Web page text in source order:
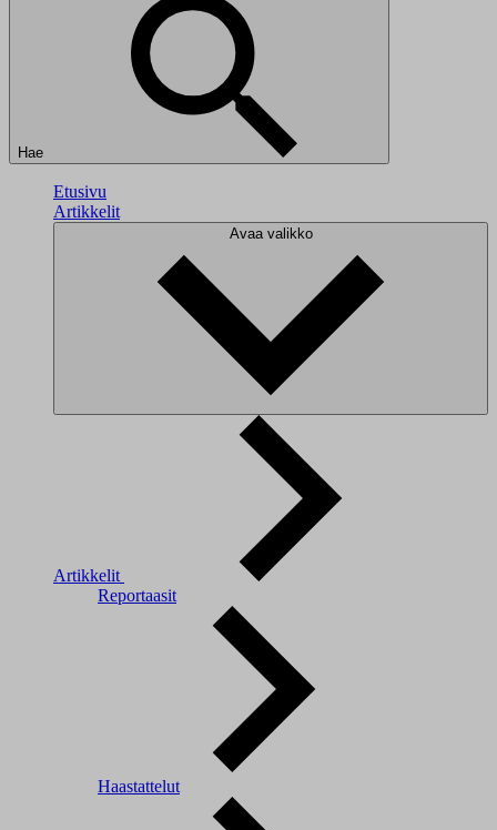
Hae
Etusivu
Artikkelit
Avaa valikko
Artikkelit
Reportaasit
Haastattelut